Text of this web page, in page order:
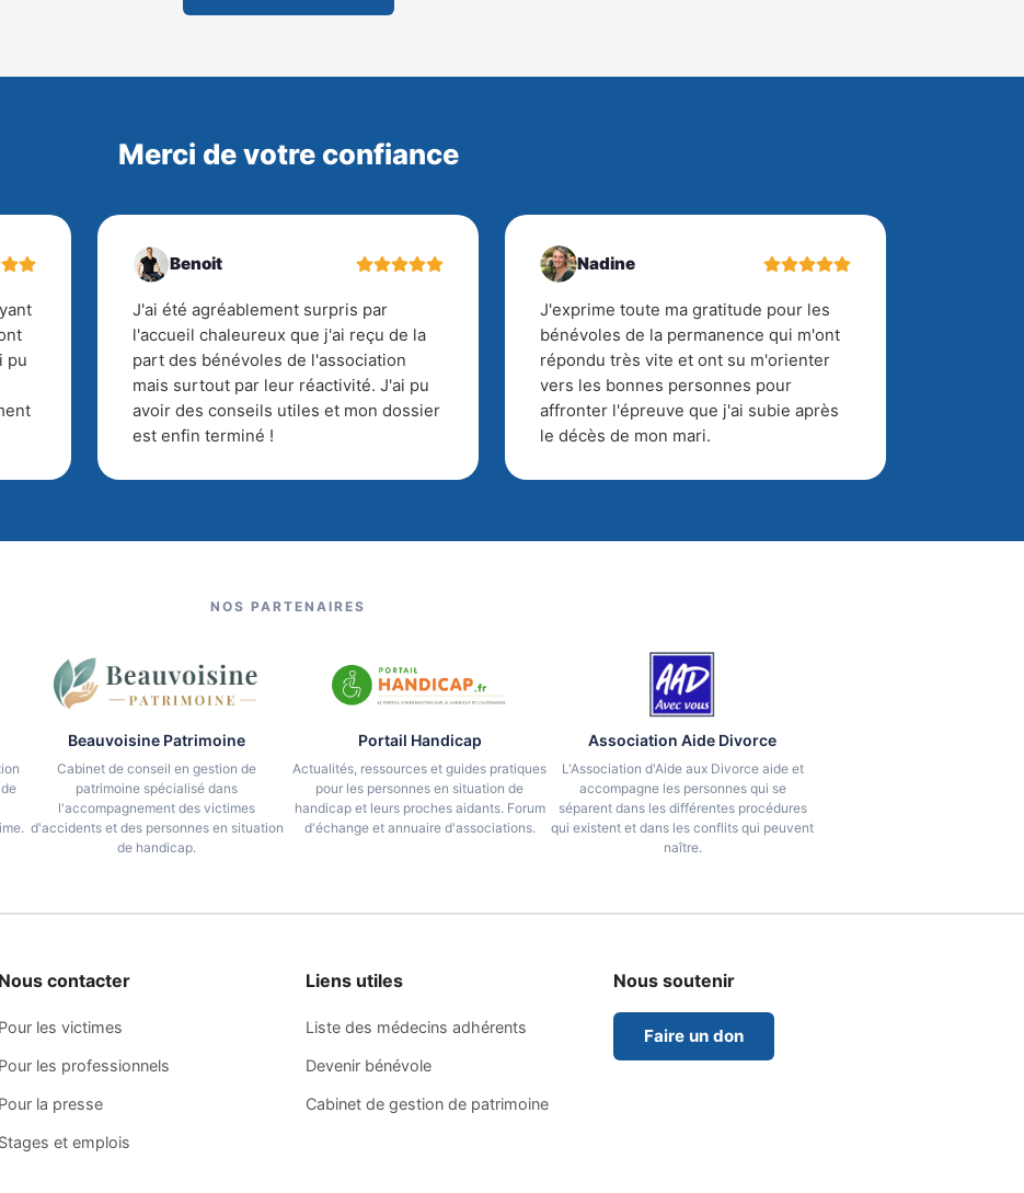
Merci de votre confiance
pu
Benoit
J'ai été agréablement surpris par
l'accueil chaleureux que j'ai reçu de la
part des bénévoles de l'association
mais surtout par leur réactivité. J'ai pu
avoir des conseils utiles et mon dossier
est enfin terminé !
Nadine
J'exprime toute ma gratitude pour les
bénévoles de la permanence qui m'ont
répondu très vite et ont su m'orienter
vers les bonnes personnes pour
affronter l'épreuve que j'ai subie après
le décès de mon mari.
NOS PARTENAIRES
Beauvoisine Patrimoine
Cabinet de conseil en gestion de
patrimoine spécialisé dans
l'accompagnement des victimes
d'accidents et des personnes en situation
de handicap.
Portail Handicap
Actualités, ressources et guides pratiques
pour les personnes en situation de
handicap et leurs proches aidants. Forum
d'échange et annuaire d'associations.
Association Aide Divorce
L'Association d'Aide aux Divorce aide et
accompagne les personnes qui se
séparent dans les différentes procédures
qui existent et dans les conflits qui peuvent
naître.
Nous contacter
Pour les victimes
Pour les professionnels
Pour la presse
Stages et emplois
Liens utiles
Liste des médecins adhérents
Devenir bénévole
Cabinet de gestion de patrimoine
Nous soutenir
Faire un don